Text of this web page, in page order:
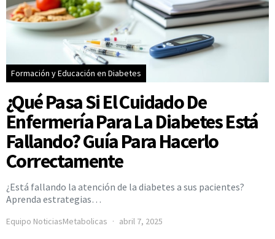
Formación y Educación en Diabetes
¿Qué Pasa Si El Cuidado De
Enfermería Para La Diabetes Está
Fallando? Guía Para Hacerlo
Correctamente
¿Está fallando la atención de la diabetes a sus pacientes?
Aprenda estrategias…
Equipo NoticiasMetabolicas abril 7, 2025